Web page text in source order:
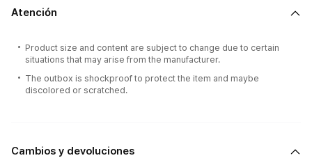
Atención
Product size and content are subject to change due to certain
situations that may arise from the manufacturer.
The outbox is shockproof to protect the item and maybe
discolored or scratched.
Cambios y devoluciones